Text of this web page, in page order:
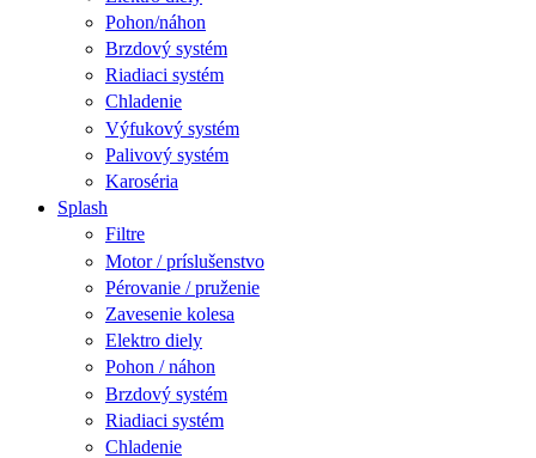
Pohon/náhon
Brzdový systém
Riadiaci systém
Chladenie
Výfukový systém
Palivový systém
Karoséria
Splash
Filtre
Motor / príslušenstvo
Pérovanie / pruženie
Zavesenie kolesa
Elektro diely
Pohon / náhon
Brzdový systém
Riadiaci systém
Chladenie